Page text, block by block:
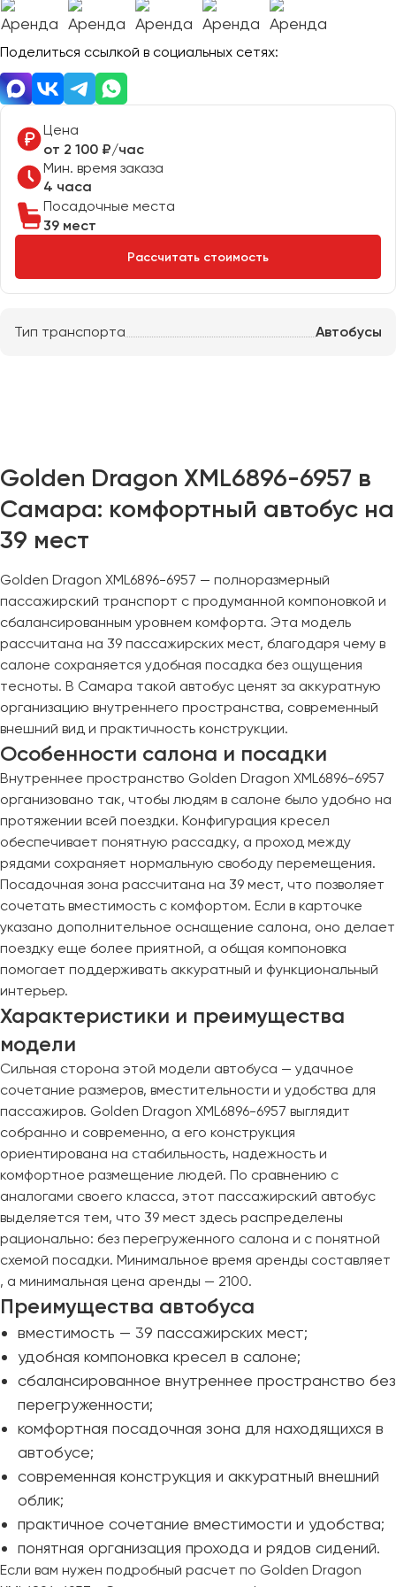
Поделиться ссылкой в социальных сетях:
Цена
от 2 100 ₽/час
Мин. время заказа
4 часа
Посадочные места
39 мест
Рассчитать стоимость
Тип транспорта Автобусы
Golden Dragon XML6896-6957 в
Самара: комфортный автобус на
39 мест
Golden Dragon XML6896-6957 — полноразмерный
пассажирский транспорт с продуманной компоновкой и
сбалансированным уровнем комфорта. Эта модель
рассчитана на 39 пассажирских мест, благодаря чему в
салоне сохраняется удобная посадка без ощущения
тесноты. В Самара такой автобус ценят за аккуратную
организацию внутреннего пространства, современный
внешний вид и практичность конструкции.
Особенности салона и посадки
Внутреннее пространство Golden Dragon XML6896-6957
организовано так, чтобы людям в салоне было удобно на
протяжении всей поездки. Конфигурация кресел
обеспечивает понятную рассадку, а проход между
рядами сохраняет нормальную свободу перемещения.
Посадочная зона рассчитана на 39 мест, что позволяет
сочетать вместимость с комфортом. Если в карточке
указано дополнительное оснащение салона, оно делает
поездку еще более приятной, а общая компоновка
помогает поддерживать аккуратный и функциональный
интерьер.
Характеристики и преимущества
модели
Сильная сторона этой модели автобуса — удачное
сочетание размеров, вместительности и удобства для
пассажиров. Golden Dragon XML6896-6957 выглядит
собранно и современно, а его конструкция
ориентирована на стабильность, надежность и
комфортное размещение людей. По сравнению с
аналогами своего класса, этот пассажирский автобус
выделяется тем, что 39 мест здесь распределены
рационально: без перегруженного салона и с понятной
схемой посадки. Минимальное время аренды составляет
, а минимальная цена аренды — 2100.
Преимущества автобуса
вместимость — 39 пассажирских мест;
удобная компоновка кресел в салоне;
сбалансированное внутреннее пространство без
перегруженности;
комфортная посадочная зона для находящихся в
автобусе;
современная конструкция и аккуратный внешний
облик;
практичное сочетание вместимости и удобства;
понятная организация прохода и рядов сидений.
Если вам нужен подробный расчет по Golden Dragon
Великий Новгород
Владивосток
Владикавказ
Владимир
Волгоград
Волжский
Вологда
Воронеж
Донецк
Евпатория
Екатеринбург
Калуга
Кемерово
Керчь
Краснодар
Красноярск
Липецк
Луганск
Магнитогорск
Макеевка
Махачкала
Москва
Мурманск
Нижний Новгород
Нижний Тагил
Новокузнецк
Новороссийск
Новосибирск
Омск
Орёл
Оренбург
Пенза
Псков
Ростов-на-Дону
Самара
Саранск
Саратов
Симферополь
Ставрополь
Отправить заявку
Нажимая на кнопку, вы соглашаетесь с
конфиденциальности
Отправить заявку
конфиденциальности